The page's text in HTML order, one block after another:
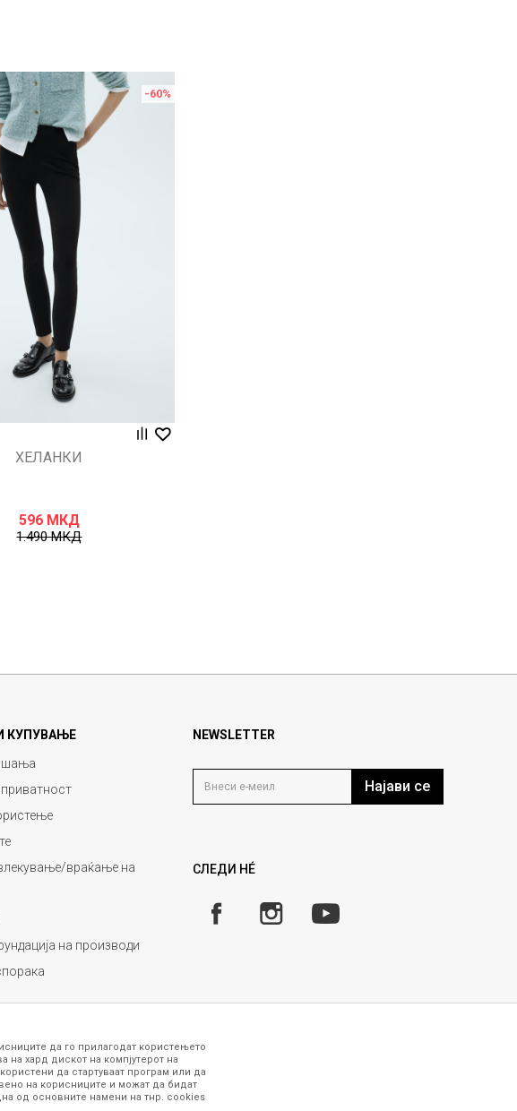
Uporedi
-60%
ХЕЛАНКИ
596 МКД
1.490МКД
КУПУВАЊЕ
враќање на
на производи
NEWSLETTER
Најави се
СЛЕДИ НÉ
да го прилагодат користењето
на хард дискот на компјутерот на
да стартуваат програм или да
на корисниците и можат да бидат
од основните намени на тнр. сookies